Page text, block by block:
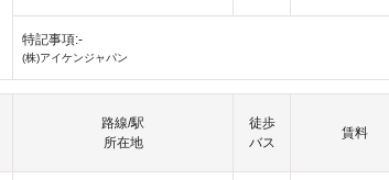
特記事項:-
(株)アイケンジャパン
路線/駅
所在地
徒歩
バス
賃料